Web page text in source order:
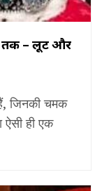
तक – लूट और
जिनकी चमक
ऐसी ही एक